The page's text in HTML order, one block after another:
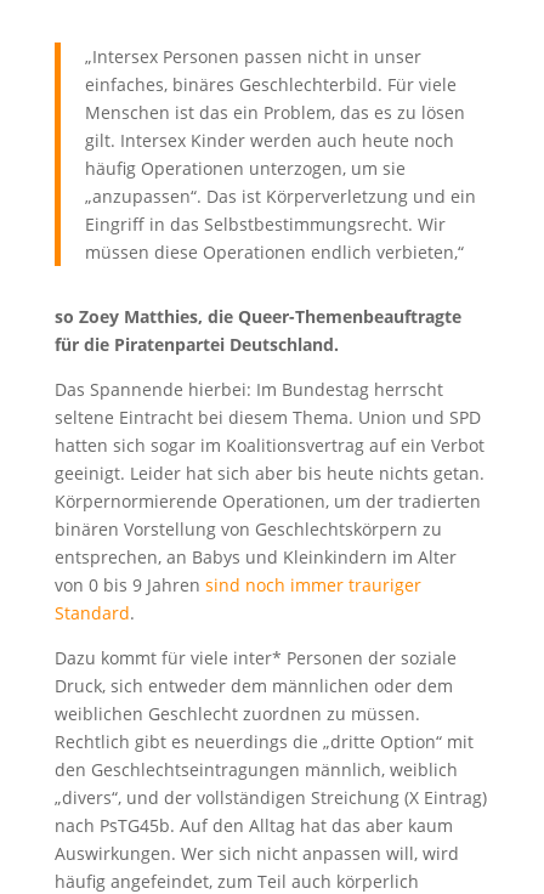
„Intersex Personen passen nicht in unser
einfaches, binäres Geschlechterbild. Für viele
Menschen ist das ein Problem, das es zu lösen
gilt. Intersex Kinder werden auch heute noch
häufig Operationen unterzogen, um sie
„anzupassen“. Das ist Körperverletzung und ein
Eingriff in das Selbstbestimmungsrecht. Wir
müssen diese Operationen endlich verbieten,“
so Zoey Matthies, die Queer-Themenbeauftragte
für die Piratenpartei Deutschland.
Das Spannende hierbei: Im Bundestag herrscht
seltene Eintracht bei diesem Thema. Union und SPD
hatten sich sogar im Koalitionsvertrag auf ein Verbot
geeinigt. Leider hat sich aber bis heute nichts getan.
Körpernormierende Operationen, um der tradierten
binären Vorstellung von Geschlechtskörpern zu
entsprechen, an Babys und Kleinkindern im Alter
von 0 bis 9 Jahren sind noch immer trauriger
Standard.
Dazu kommt für viele inter* Personen der soziale
Druck, sich entweder dem männlichen oder dem
weiblichen Geschlecht zuordnen zu müssen.
Rechtlich gibt es neuerdings die „dritte Option“ mit
den Geschlechtseintragungen männlich, weiblich
„divers“, und der vollständigen Streichung (X Eintrag)
nach PsTG45b. Auf den Alltag hat das aber kaum
Auswirkungen. Wer sich nicht anpassen will, wird
häufig angefeindet, zum Teil auch körperlich